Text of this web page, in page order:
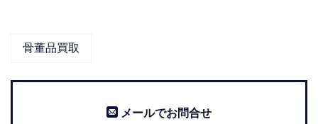
骨董品買取
メールでお問合せ